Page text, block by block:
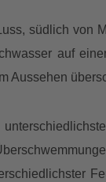
südlich von
auf
Aussehen